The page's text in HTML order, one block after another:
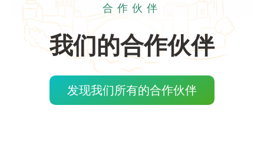
合作伙伴
我们的合作伙伴
发现我们所有的合作伙伴